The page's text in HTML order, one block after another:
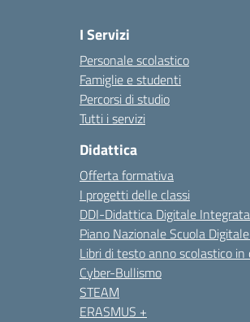
I Servizi
Personale scolastico
Famiglie e studenti
Percorsi di studio
Tutti i servizi
Didattica
Offerta formativa
I progetti delle classi
DDI-Didattica Digitale Integrata
Piano Nazionale Scuola
Libri di testo anno scolastico in
Cyber-Bullismo
STEAM
ERASMUS +